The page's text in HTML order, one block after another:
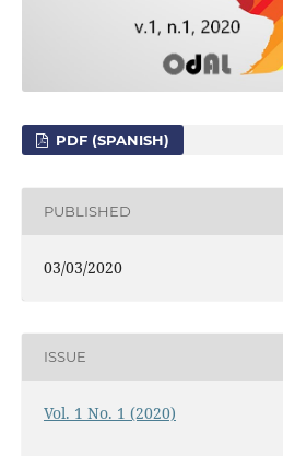
PDF (SPANISH)
PUBLISHED
03/03/2020
ISSUE
Vol. 1 No. 1 (2020)